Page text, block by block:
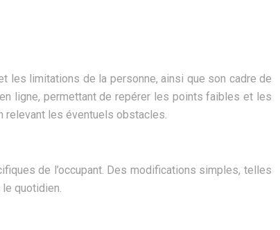
les limitations de la personne, ainsi que son cadre de
ligne, permettant de repérer les points faibles et les
relevant les éventuels obstacles.
de l’occupant. Des modifications simples, telles
quotidien.